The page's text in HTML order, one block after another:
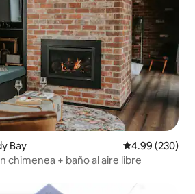
Bay Calificación
4.99 (230)
chimenea + baño al aire libre